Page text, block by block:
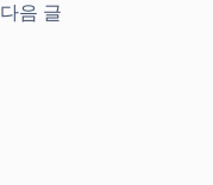
다음 글